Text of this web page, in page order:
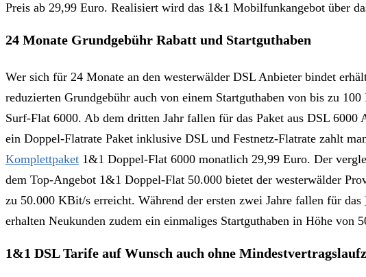
Preis ab 29,99 Euro. Realisiert wird das 1&1 Mobilfunkangebot über
24 Monate Grundgebühr Rabatt und Startguthaben
Wer sich für 24 Monate an den westerwälder DSL Anbieter bindet
reduzierten Grundgebühr auch von einem Startguthaben von bis zu
Surf-Flat 6000. Ab dem dritten Jahr fallen für das Paket aus DSL
ein Doppel-Flatrate Paket inklusive DSL und Festnetz-Flatrate zahlt
Komplettpaket 1&1 Doppel-Flat 6000 monatlich 29,99 Euro. Der
dem Top-Angebot 1&1 Doppel-Flat 50.000 bietet der westerwälder
zu 50.000 KBit/s erreicht. Während der ersten zwei Jahre fallen für das
erhalten Neukunden zudem ein einmaliges Startguthaben in Höhe
1&1 DSL Tarife auf Wunsch auch ohne